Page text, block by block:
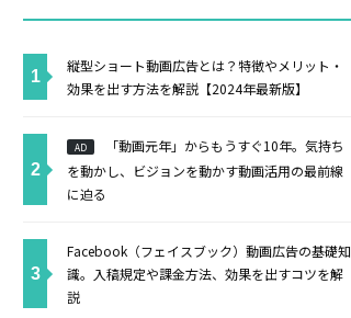
縦型ショート動画広告とは？特徴やメリット・
効果を出す方法を解説【2024年最新版】
AD
「動画元年」からもうすぐ10年。気持ち
を動かし、ビジョンを動かす動画活用の最前線
に迫る
Facebook（フェイスブック）動画広告の基礎知
識。入稿規定や課金方法、効果を出すコツを解
説